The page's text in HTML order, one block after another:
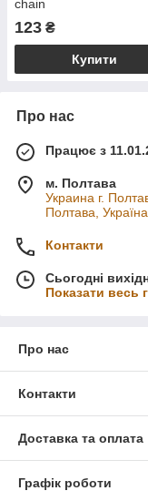
chain
123 ₴
Купити
Про нас
Працює з
м. Полтава
Украина г.
Полтава, Україна
Контакти
Сьогодні
Показати весь
Про нас
Контакти
Доставка та оплата
Графік роботи